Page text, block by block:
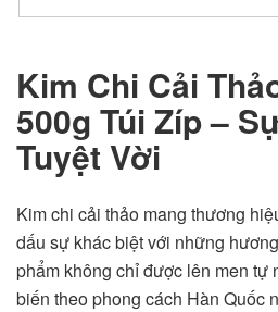
Kim Chi Cải
500g Túi Zíp –
Tuyệt Vời
Kim chi cải thảo mang thương
dấu sự khác biệt với những
phẩm không chỉ được lên men tự
biến theo phong cách Hàn Quốc